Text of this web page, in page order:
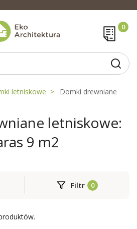
letniskowe
Domki drewniane
letniskowe:
9 m2
Filtr